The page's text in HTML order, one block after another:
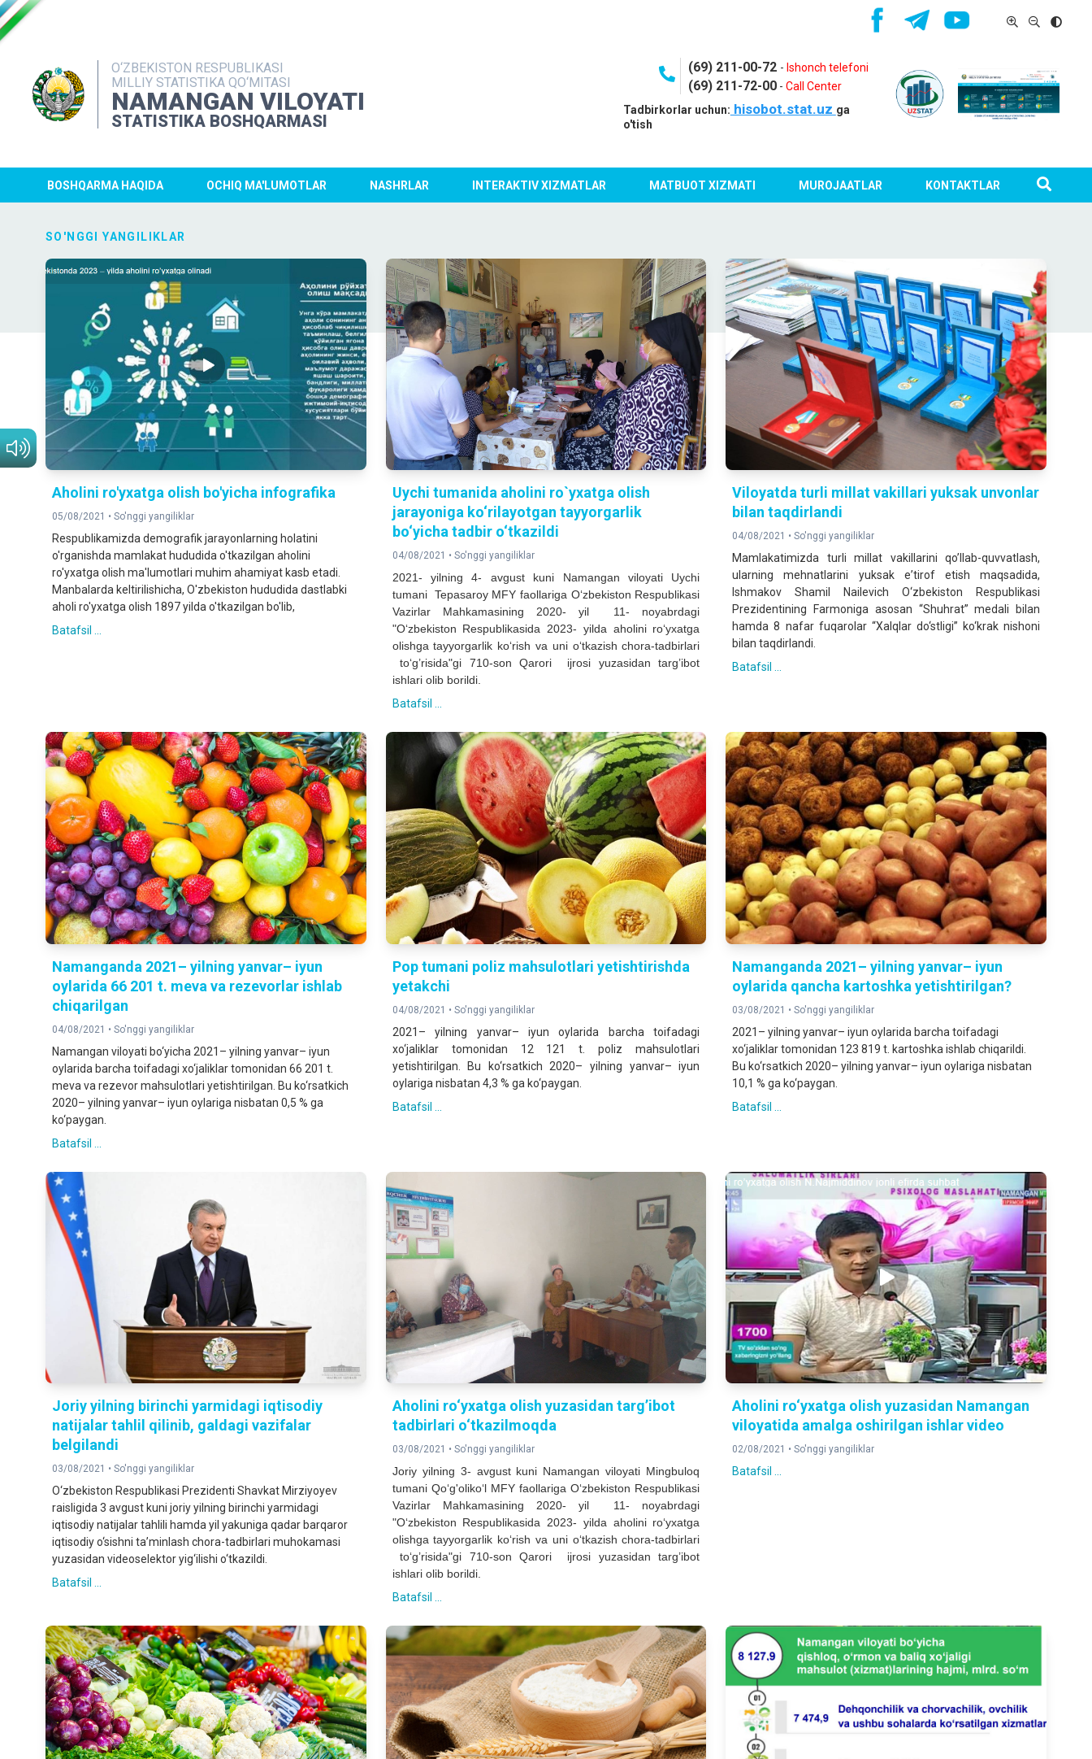
O‘ZBEKISTON RESPUBLIKASI
MILLIY STATISTIKA QO‘MITASI
NAMANGAN VILOYATI
STATISTIKA BOSHQARMASI
(69) 211-00-72 - Ishonch telefoni
(69) 211-72-00- Call Center
Tadbirkorlar uchun: hisobot.stat.uz ga
o'tish
BOSHQARMA HAQIDA OCHIQ MA'LUMOTLAR NASHRLAR INTERAKTIV XIZMATLAR MATBUOT XIZMATI MUROJAATLAR KONTAKTLAR
SO'NGGI YANGILIKLAR
Aholini ro'yxatga olish bo'yicha infografika
05/08/2021 • So'nggi yangiliklar
Respublikamizda demografik jarayonlarning holatini
o'rganishda mamlakat hududida o'tkazilgan aholini
ro'yxatga olish ma'lumotlari muhim ahamiyat kasb etadi.
Manbalarda keltirilishicha, O'zbekiston hududida dastlabki
aholi ro'yxatga olish 1897 yilda o'tkazilgan bo'lib,
Batafsil ...
Uychi tumanida aholini ro`yxatga olish
jarayoniga ko‘rilayotgan tayyorgarlik
bo‘yicha tadbir o‘tkazildi
04/08/2021 • So'nggi yangiliklar
2021- yilning 4- avgust kuni Namangan viloyati Uychi
tumani Tepasaroy MFY faollariga O‘zbekiston Respublikasi
Vazirlar Mahkamasining 2020- yil 11- noyabrdagi
"O‘zbekiston Respublikasida 2023- yilda aholini ro‘yxatga
olishga tayyorgarlik ko‘rish va uni o‘tkazish chora-tadbirlari
to‘g’risida"gi 710-son Qarori ijrosi yuzasidan targ’ibot
ishlari olib borildi.
Batafsil ...
Viloyatda turli millat vakillari yuksak unvonlar
bilan taqdirlandi
04/08/2021 •So'nggi yangiliklar
Mamlakatimizda turli millat vakillarini qoʼllab-quvvatlash,
ularning mehnatlarini yuksak eʼtirof etish maqsadida,
Ishmakov Shamil Nailevich O‘zbekiston Respublikasi
Prezidentining Farmoniga asosan “Shuhrat” medali bilan
hamda 8 nafar fuqarolar “Xalqlar do‘stligi” ko‘krak nishoni
bilan taqdirlandi.
Batafsil ...
Namanganda 2021– yilning yanvar– iyun
oylarida 66 201 t. meva va rezevorlar ishlab
chiqarilgan
04/08/2021 • So'nggi yangiliklar
Namangan viloyati bo‘yicha 2021– yilning yanvar– iyun
oylarida barcha toifadagi xo‘jaliklar tomonidan 66 201 t.
meva va rezevor mahsulotlari yetishtirilgan. Bu ko‘rsatkich
2020– yilning yanvar– iyun oylariga nisbatan 0,5 % ga
ko‘paygan.
Batafsil ...
Pop tumani poliz mahsulotlari yetishtirishda
yetakchi
04/08/2021 • So'nggi yangiliklar
2021– yilning yanvar– iyun oylarida barcha toifadagi
xo‘jaliklar tomonidan 12 121 t. poliz mahsulotlari
yetishtirilgan. Bu ko‘rsatkich 2020– yilning yanvar– iyun
oylariga nisbatan 4,3 % ga ko‘paygan.
Batafsil ...
Namanganda 2021– yilning yanvar– iyun
oylarida qancha kartoshka yetishtirilgan?
03/08/2021 •So'nggi yangiliklar
2021– yilning yanvar– iyun oylarida barcha toifadagi
xo‘jaliklar tomonidan 123 819 t. kartoshka ishlab chiqarildi.
Bu ko‘rsatkich 2020– yilning yanvar– iyun oylariga nisbatan
10,1 % ga ko‘paygan.
Batafsil ...
Joriy yilning birinchi yarmidagi iqtisodiy
natijalar tahlil qilinib, galdagi vazifalar
belgilandi
03/08/2021 • So'nggi yangiliklar
O‘zbekiston Respublikasi Prezidenti Shavkat Mirziyoyev
raisligida 3 avgust kuni joriy yilning birinchi yarmidagi
iqtisodiy natijalar tahlili hamda yil yakuniga qadar barqaror
iqtisodiy o‘sishni ta’minlash chora-tadbirlari muhokamasi
yuzasidan videoselektor yig‘ilishi o‘tkazildi.
Batafsil ...
Aholini ro‘yxatga olish yuzasidan targ’ibot
tadbirlari o‘tkazilmoqda
03/08/2021 • So'nggi yangiliklar
Joriy yilning 3- avgust kuni Namangan viloyati Mingbuloq
tumani Qo‘g'oliko‘l MFY faollariga O‘zbekiston Respublikasi
Vazirlar Mahkamasining 2020- yil 11- noyabrdagi
"O‘zbekiston Respublikasida 2023- yilda aholini ro‘yxatga
olishga tayyorgarlik ko‘rish va uni o‘tkazish chora-tadbirlari
to‘g’risida"gi 710-son Qarori ijrosi yuzasidan targ’ibot
ishlari olib borildi.
Batafsil ...
Aholini ro‘yxatga olish yuzasidan Namangan
viloyatida amalga oshirilgan ishlar video
02/08/2021 •So'nggi yangiliklar
Batafsil ...